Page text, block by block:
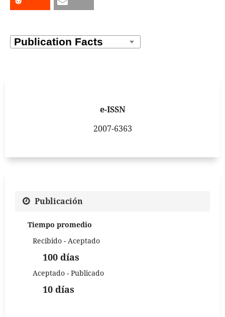
e-ISSN
2007-6363
Publicación
Tiempo promedio
Recibido - Aceptado
100 días
Aceptado - Publicado
10 días